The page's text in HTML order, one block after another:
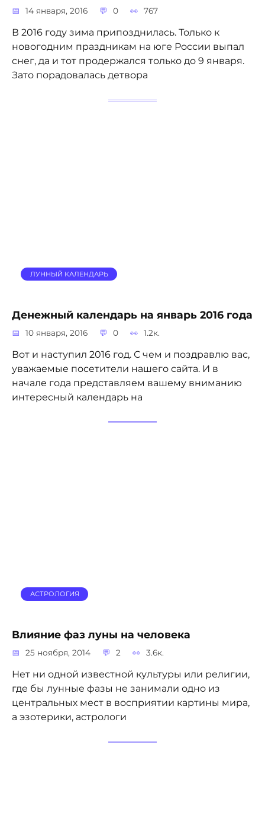
14 января, 2016 0 767
В 2016 году зима припозднилась. Только к
новогодним праздникам на юге России выпал
снег, да и тот продержался только до 9 января.
Зато порадовалась детвора
ЛУННЫЙ КАЛЕНДАРЬ
Денежный календарь на январь 2016 года
10 января, 2016 0 1.2к.
Вот и наступил 2016 год. С чем и поздравлю вас,
уважаемые посетители нашего сайта. И в
начале года представляем вашему вниманию
интересный календарь на
АСТРОЛОГИЯ
Влияние фаз луны на человека
25 ноября, 2014 2 3.6к.
Нет ни одной известной культуры или религии,
где бы лунные фазы не занимали одно из
центральных мест в восприятии картины мира,
а эзотерики, астрологи